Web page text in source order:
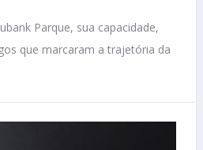
Parque, sua capacidade,
que marcaram a trajetória da